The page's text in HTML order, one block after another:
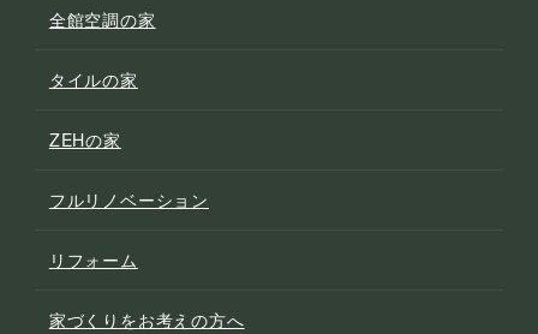
全館空調の家
タイルの家
ZEHの家
フルリノベーション
リフォーム
家づくりをお考えの方へ